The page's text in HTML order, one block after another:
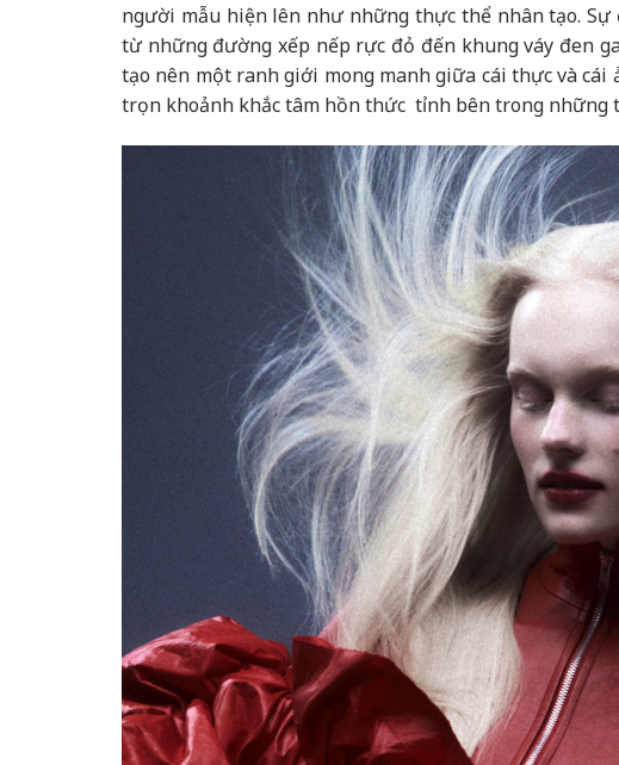
người mẫu hiện lên như những thực thể nhân tạo.
từ những đường xếp nếp rực đỏ đến khung váy đen
tạo nên một ranh giới mong manh giữa cái thực và cái
trọn khoảnh khắc tâm hồn thức tỉnh bên trong những